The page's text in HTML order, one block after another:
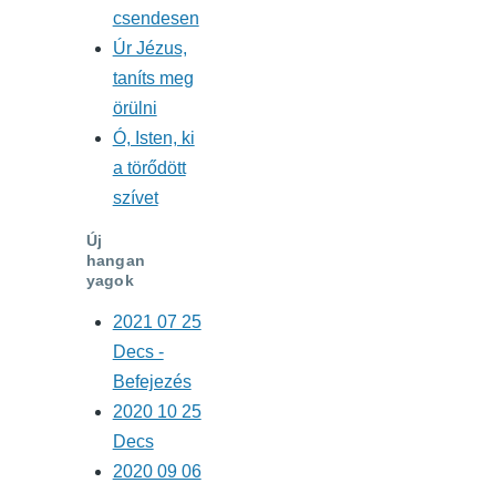
csendesen
Úr Jézus,
taníts meg
örülni
Ó, Isten, ki
a törődött
szívet
Új
hangan
yagok
2021 07 25
Decs -
Befejezés
2020 10 25
Decs
2020 09 06